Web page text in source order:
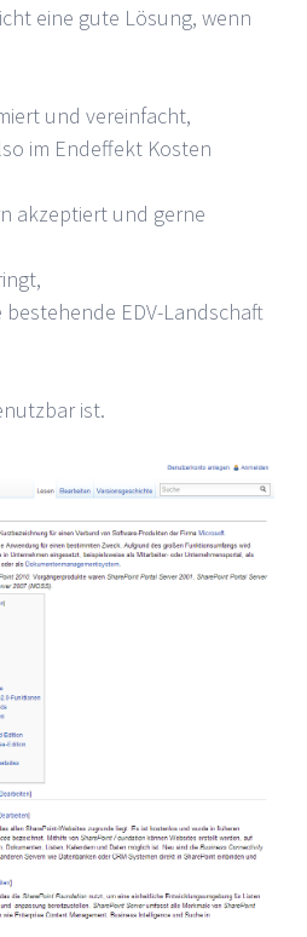
eine gute Lösung, wenn
und vereinfacht,
im Endeffekt Kosten
akzeptiert und gerne
EDV-Landschaft
ist.